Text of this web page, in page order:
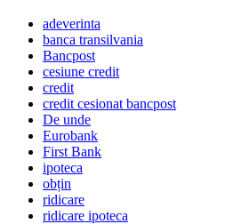
adeverinta
banca transilvania
Bancpost
cesiune credit
credit
credit cesionat bancpost
De unde
Eurobank
First Bank
ipoteca
obțin
ridicare
ridicare ipoteca